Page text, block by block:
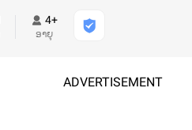
4+
ອາຍຸ
ADVERTISEMENT